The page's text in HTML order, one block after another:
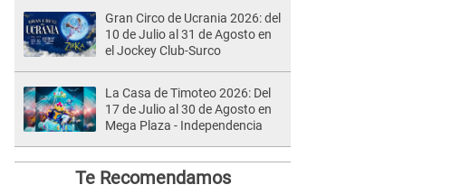
Gran Circo de Ucrania 2026: del
10 de Julio al 31 de Agosto en
el Jockey Club-Surco
La Casa de Timoteo 2026: Del
17 de Julio al 30 de Agosto en
Mega Plaza - Independencia
Te Recomendamos